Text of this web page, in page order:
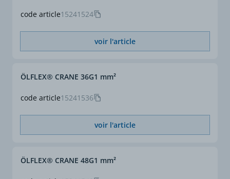
code article15241524
voir l'article
code article15241536
ÖLFLEX® CRANE 36G1 mm²
voir l'article
ÖLFLEX® CRANE 48G1 mm²